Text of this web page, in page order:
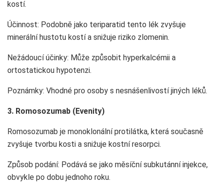
kostí.
Účinnost: Podobně jako teriparatid tento lék zvyšuje
minerální hustotu kostí a snižuje riziko zlomenin.
Nežádoucí účinky: Může způsobit hyperkalcémii a
ortostatickou hypotenzi.
Poznámky: Vhodné pro osoby s nesnášenlivostí jiných léků.
3. Romosozumab (Evenity)
Romosozumab je monoklonální protilátka, která současně
zvyšuje tvorbu kosti a snižuje kostní resorpci.
Způsob podání: Podává se jako měsíční subkutánní injekce,
obvykle po dobu jednoho roku.